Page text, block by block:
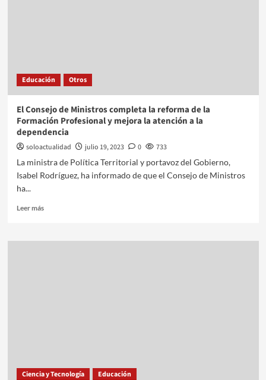
Educación Otros
El Consejo de Ministros completa la reforma de la
Formación Profesional y mejora la atención a la
dependencia
soloactualidad julio 19, 2023 0
733
La ministra de Política Territorial y portavoz del Gobierno,
Isabel Rodríguez, ha informado de que el Consejo de Ministros
ha...
Leer más
Ciencia y Tecnología Educación